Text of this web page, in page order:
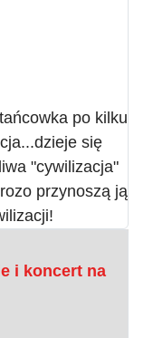
po kilku
się
"cywilizacja"
przynoszą ją
i koncert na